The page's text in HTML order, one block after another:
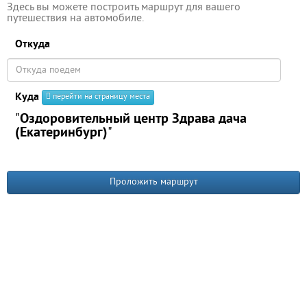
Здесь вы можете построить маршрут для вашего
путешествия на автомобиле.
Откуда
Куда перейти на страницу места
"Оздоровительный центр Здрава дача
(Екатеринбург)"
Проложить маршрут